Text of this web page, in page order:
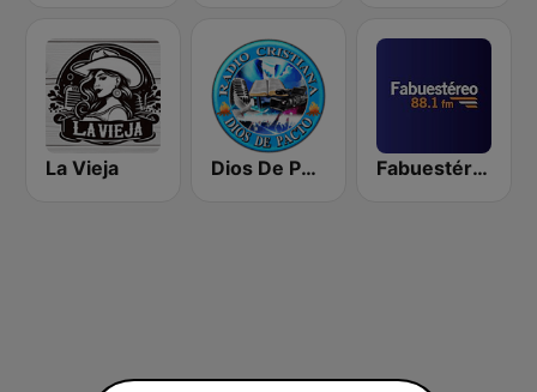
La Vieja Dios De Pacto Fabuestéreo 88.1 FM